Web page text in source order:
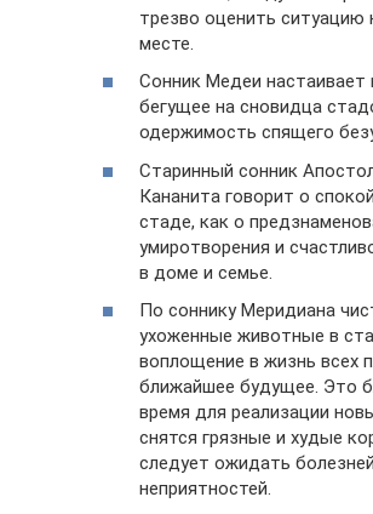
трезво оценить ситуацию
месте.
Сонник Медеи настаивает
бегущее на сновидца
одержимость спящего
Старинный сонник
Кананита говорит о
стаде, как о
умиротворения и
в доме и семье.
По соннику Меридиана
ухоженные животные в
воплощение в жизнь всех
ближайшее будущее. Это
время для реализации
снятся грязные и худые
следует ожидать
неприятностей.